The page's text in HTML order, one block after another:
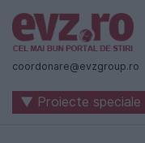
Știri
naționale
internaționale
coordonare@evzgroup.ro
▼ Proiecte speciale